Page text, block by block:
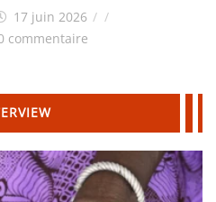
Chérif écrit au ministre
des Hydrocarbures
17 juin 2026 / /
commentaire